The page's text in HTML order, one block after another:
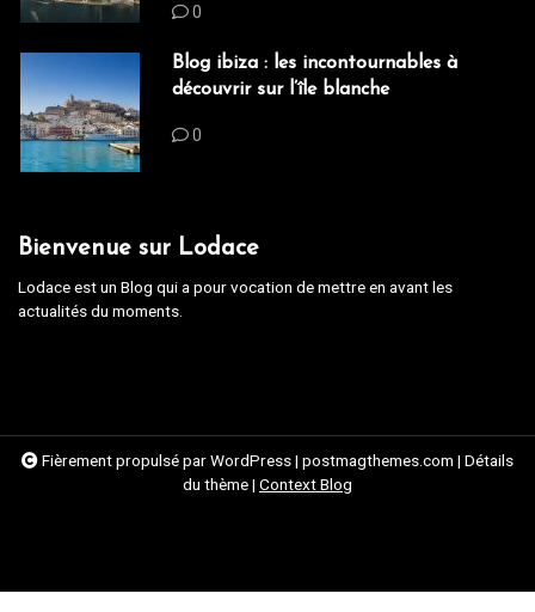
0
Blog ibiza : les incontournables à
découvrir sur l’île blanche
0
Bienvenue sur Lodace
Lodace est un Blog qui a pour vocation de mettre en avant les
actualités du moments.
Fièrement propulsé par WordPress| postmagthemes.com | Détails
du thème| Context Blog